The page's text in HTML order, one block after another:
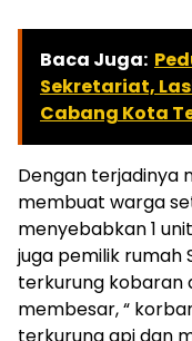
Baca Juga:
Sekretariat,
Cabang Kota
Dengan terjadinya
membuat warga
menyebabkan 1
juga pemilik rumah
terkurung kobaran
membesar, “
terkurung api dan